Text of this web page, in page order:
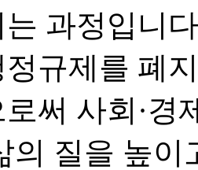
과정입니
규제를 폐
써 사회·경
의 질을 높